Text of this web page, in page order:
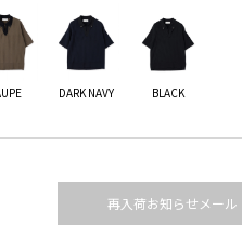
DARK NAVY BLACK
再入荷お知らせメール